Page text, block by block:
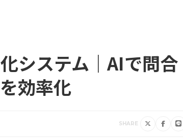
システム｜AIで問合
効率化
SHARE